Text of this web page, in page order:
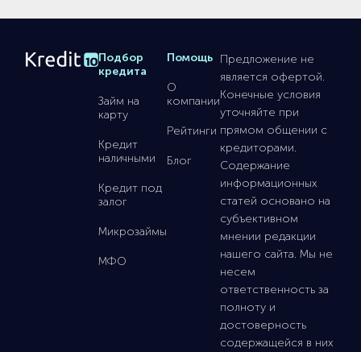
Подбор
кредита
Займ на
карту
Кредит
наличными
Кредит под
залог
Микрозаймы
МФО
Помощь
О
компании
Рейтинги
Блог
Предложение не
является офертой.
Конечные условия
уточняйте при
прямом общении с
кредиторами.
Содержание
информационных
статей основано на
субъективном
мнении редакции
нашего сайта. Мы не
несем
ответственность за
полноту и
достоверность
содержащейся в них